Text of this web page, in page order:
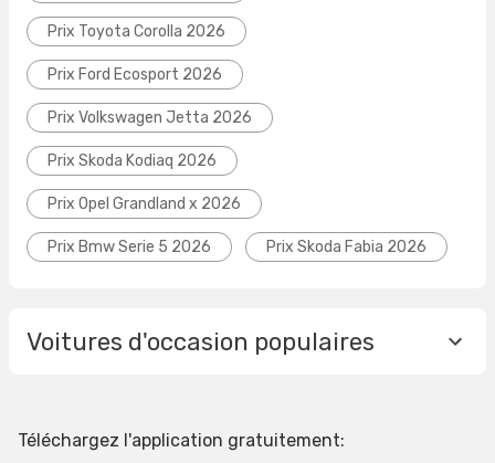
Prix Toyota Corolla 2026
Prix Ford Ecosport 2026
Prix Volkswagen Jetta 2026
Prix Skoda Kodiaq 2026
Prix Opel Grandland x 2026
Prix Bmw Serie 5 2026 Prix Skoda Fabia 2026
Voitures d'occasion populaires
Téléchargez l'application gratuitement: